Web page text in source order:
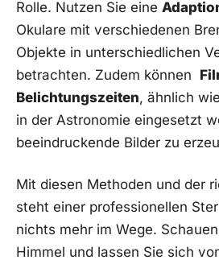
Rolle. Nutzen Sie⁢ eine
Okulare mit ‍verschiedenen
Objekte in unterschiedlichen
betrachten. Zudem können ‌
Belichtungszeiten, ähnlich
in der Astronomie eingesetzt
beeindruckende Bilder zu
Mit ⁢diesen Methoden und der
steht ⁢einer professionellen
nichts mehr im Wege.
Himmel und ⁤lassen ⁢Sie sich